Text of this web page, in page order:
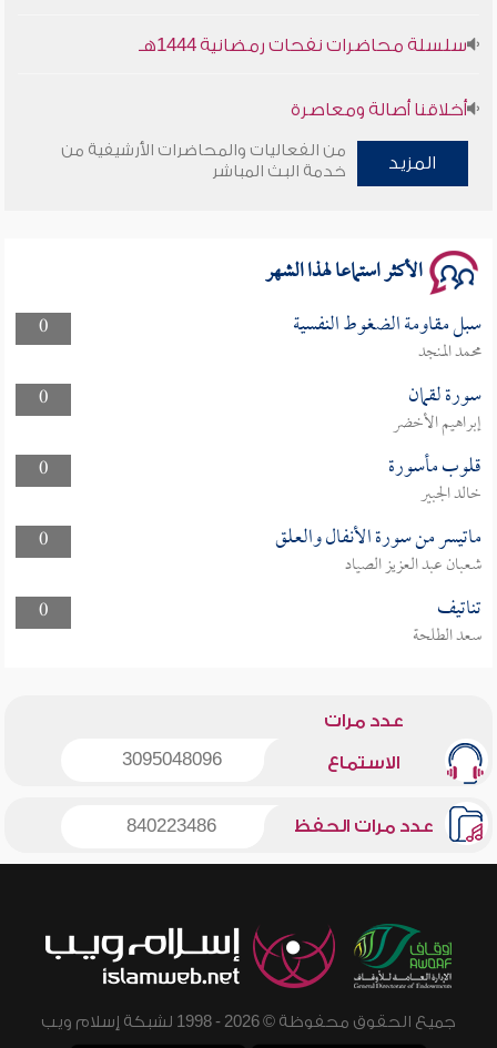
سلسلة محاضرات نفحات رمضانية 1444هـ
أخلاقنا أصالة ومعاصرة
وأمنهم من خوف 9
المزيد
من الفعاليات والمحاضرات الأرشيفية من
خدمة البث المباشر
الأكثر استماعا لهذا الشهر
0 سبل مقاومة الضغوط النفسية
محمد المنجد
0
سورة لقمان
إبراهيم الأخضر
0
قلوب مأسورة
خالد الجبير
0
ماتيسر من سورة الأنفال والعلق
شعبان عبد العزيز الصياد
0
تناتيف
سعد الطلحة
عدد مرات
الاستماع 3095048096
عدد مرات الحفظ 840223486
جميع الحقوق محفوظة © 2026 - 1998 لشبكة إسلام ويب